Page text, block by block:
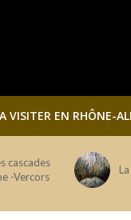
A VISITER EN RHÔNE-
cascades
-Vercors